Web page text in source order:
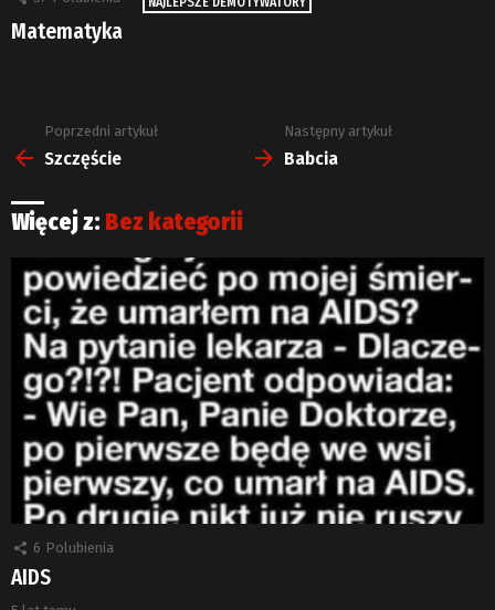
Matematyka
Zobacz
więcej
Poprzedni artykuł
Szczęście
Następny artykuł
Babcia
Więcej z: Bez kategorii
6 Polubienia
AIDS